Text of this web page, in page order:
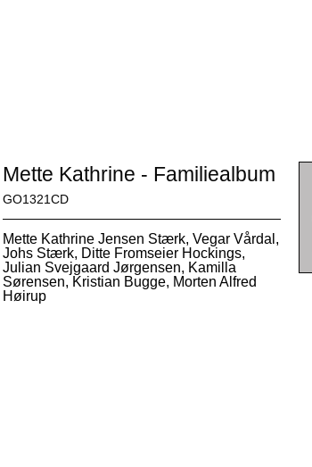
Mette Kathrine - Familiealbum
GO1321CD
Mette Kathrine Jensen Stærk, Vegar Vårdal,
Johs Stærk, Ditte Fromseier Hockings,
Julian Svejgaard Jørgensen, Kamilla
Sørensen, Kristian Bugge, Morten Alfred
Høirup